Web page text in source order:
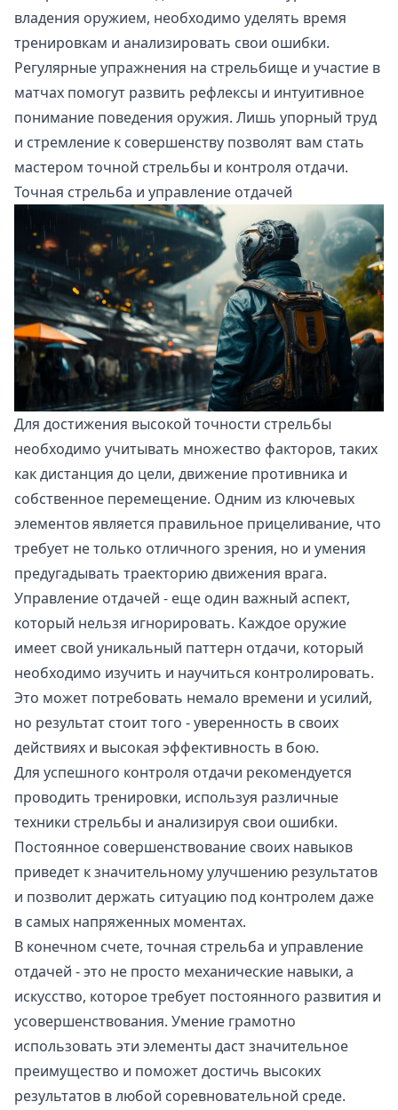
владения оружием, необходимо уделять время
тренировкам и анализировать свои ошибки.
Регулярные упражнения на стрельбище и участие в
матчах помогут развить рефлексы и интуитивное
понимание поведения оружия. Лишь упорный труд
и стремление к совершенству позволят вам стать
мастером точной стрельбы и контроля отдачи.
Точная стрельба и управление отдачей
Для достижения высокой точности стрельбы
необходимо учитывать множество факторов, таких
как дистанция до цели, движение противника и
собственное перемещение. Одним из ключевых
элементов является правильное прицеливание, что
требует не только отличного зрения, но и умения
предугадывать траекторию движения врага.
Управление отдачей - еще один важный аспект,
который нельзя игнорировать. Каждое оружие
имеет свой уникальный паттерн отдачи, который
необходимо изучить и научиться контролировать.
Это может потребовать немало времени и усилий,
но результат стоит того - уверенность в своих
действиях и высокая эффективность в бою.
Для успешного контроля отдачи рекомендуется
проводить тренировки, используя различные
техники стрельбы и анализируя свои ошибки.
Постоянное совершенствование своих навыков
приведет к значительному улучшению результатов
и позволит держать ситуацию под контролем даже
в самых напряженных моментах.
В конечном счете, точная стрельба и управление
отдачей - это не просто механические навыки, а
искусство, которое требует постоянного развития и
усовершенствования. Умение грамотно
использовать эти элементы даст значительное
преимущество и поможет достичь высоких
результатов в любой соревновательной среде.